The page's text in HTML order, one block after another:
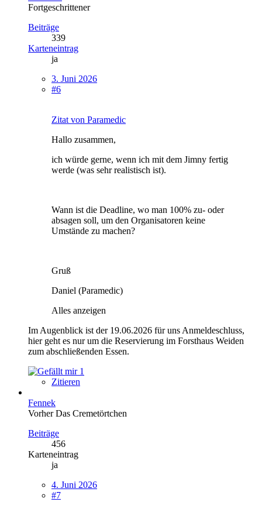
Fortgeschrittener
Beiträge
339
Karteneintrag
ja
3. Juni 2026
#6
Zitat von Paramedic
Hallo zusammen,
ich würde gerne, wenn ich mit dem Jimny fertig
werde (was sehr realistisch ist).
Wann ist die Deadline, wo man 100% zu- oder
absagen soll, um den Organisatoren keine
Umstände zu machen?
Gruß
Daniel (Paramedic)
Alles anzeigen
Im Augenblick ist der 19.06.2026 für uns Anmeldeschluss,
hier geht es nur um die Reservierung im Forsthaus Weiden
zum abschließenden Essen.
1
Zitieren
Fennek
Vorher Das Cremetörtchen
Beiträge
456
Karteneintrag
ja
4. Juni 2026
#7